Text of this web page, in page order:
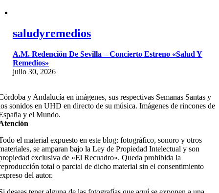
saludyremedios
A.M. Redención De Sevilla – Concierto Estreno «Salud Y
Remedios»
julio 30, 2026
y Andalucía en imágenes, sus respectivas Semanas Santas y
sonidos en UHD en directo de su música. Imágenes de rincones de
y el Mundo.
el material expuesto en este blog: fotográfico, sonoro y otros
se amparan bajo la Ley de Propiedad Intelectual y son
exclusiva de «El Recuadro». Queda prohibida la
total o parcial de dicho material sin el consentimiento
del autor.